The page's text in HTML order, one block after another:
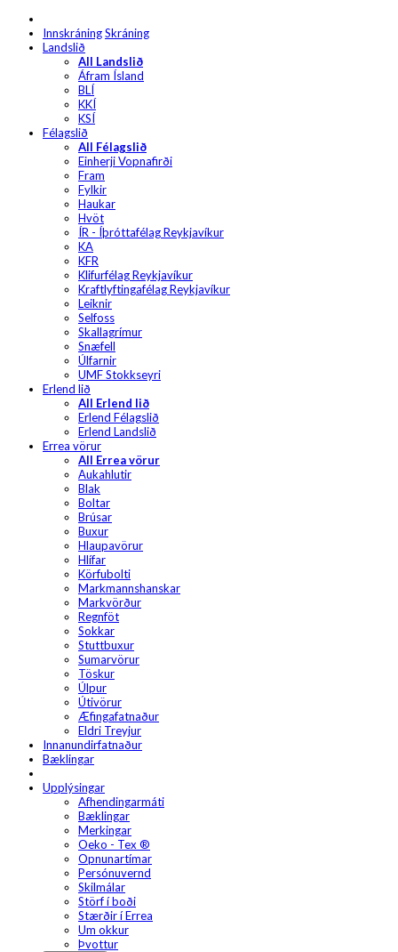
InnskráningSkráning
Landslið
All Landslið
Áfram Ísland
BLÍ
KKÍ
KSÍ
Félagslið
All Félagslið
Einherji Vopnafirði
Fram
Fylkir
Haukar
Hvöt
ÍR - Íþróttafélag Reykjavíkur
KA
KFR
Klifurfélag Reykjavíkur
Kraftlyftingafélag Reykjavíkur
Leiknir
Selfoss
Skallagrímur
Snæfell
Úlfarnir
UMF Stokkseyri
Erlend lið
All Erlend lið
Erlend Félagslið
Erlend Landslið
Errea vörur
All Errea vörur
Aukahlutir
Blak
Boltar
Brúsar
Buxur
Hlaupavörur
Hlífar
Körfubolti
Markmannshanskar
Markvörður
Regnföt
Sokkar
Stuttbuxur
Sumarvörur
Töskur
Úlpur
Útivörur
Æfingafatnaður
Eldri Treyjur
Innanundirfatnaður
Bæklingar
Upplýsingar
Afhendingarmáti
Bæklingar
Merkingar
Oeko - Tex ®
Opnunartímar
Persónuvernd
Skilmálar
Störf í boði
Stærðir í Errea
Um okkur
Þvottur